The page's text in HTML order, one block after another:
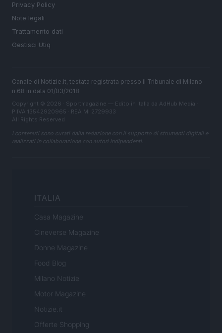
Privacy Policy
Note legali
Trattamento dati
Gestisci Utiq
Canale di Notizie.it, testata registrata presso il Tribunale di Milano
n.68 in data 01/03/2018
Copyright © 2026 · Sportmagazine — Edito in Italia da AdHub Media
P.IVA 13542920965 · REA MI 2729933
All Rights Reserved
I contenuti sono curati dalla redazione con il supporto di strumenti digitali e
realizzati in collaborazione con autori indipendenti.
ITALIA
Casa Magazine
Cineverse Magazine
Donne Magazine
Food Blog
Milano Notizie
Motor Magazine
Notizie.it
Offerte Shopping